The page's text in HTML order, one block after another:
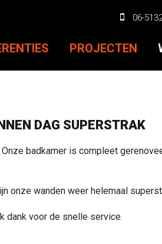
06-
PROJECTEN
DAG SUPERSTRAK
Onze badkamer is compleet
onze wanden weer helemaal
dank voor de snelle service.